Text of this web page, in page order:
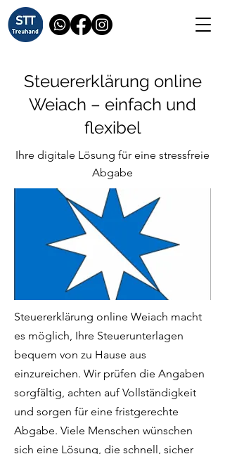
Steuererklärung online
Weiach – einfach und
flexibel
Ihre digitale Lösung für eine stressfreie
Abgabe
Steuererklärung online Weiach macht
es möglich, Ihre Steuerunterlagen
bequem von zu Hause aus
einzureichen. Wir prüfen die Angaben
sorgfältig, achten auf Vollständigkeit
und sorgen für eine fristgerechte
Abgabe. Viele Menschen wünschen
sich eine Lösung, die schnell, sicher